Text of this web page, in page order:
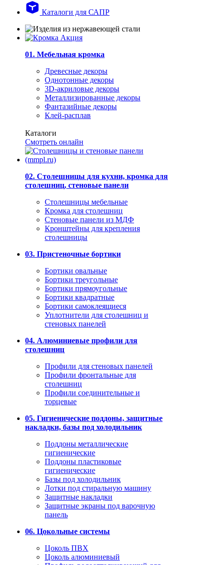
Каталоги для САПР
01. Мебельная кромка
Древесные декоры
Однотонные декоры
3D-акриловые декоры
Металлизированные декоры
Фантазийные декоры
Клей-расплав
Каталоги
Смотреть онлайн
02. Столешницы для кухни, кромка для
столешниц, стеновые панели
Столешницы мебельные
Кромка для столешниц
Стеновые панели из МДФ
Кронштейны для крепления
столешницы
03. Пристеночные бортики
Бортики овальные
Бортики треугольные
Бортики прямоугольные
Бортики квадратные
Бортики самоклеящиеся
Уплотнители для столешниц и
стеновых панелей
04. Алюминиевые профили для
столешниц
Профили для стеновых панелей
Профили фронтальные для
столешниц
Профили соединительные и
торцевые
05. Гигиенические поддоны, защитные
накладки, базы под холодильник
Поддоны металлические
гигиенические
Поддоны пластиковые
гигиенические
Базы под холодильник
Лотки под стиральную машину
Защитные накладки
Защитные экраны под варочную
панель
06. Цокольные системы
Цоколь ПВХ
Цоколь алюминиевый